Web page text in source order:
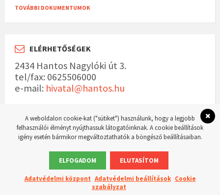
TOVÁBBI DOKUMENTUMOK
ELÉRHETŐSÉGEK
2434 Hantos Nagylóki út 3.
tel/fax: 0625506000
e-mail: hivatal@hantos.hu
© 2023 Hantos község hivatalos weboldala Készítette:WordPress Master weboldal
A weboldalon cookie-kat ("sütiket") használunk, hogy a legjobb
felhasználói élményt nyújthassuk látogatóinknak. A cookie beállítások
igény esetén bármikor megváltoztathatók a böngésző beállításaiban.
ELFOGADOM ELUTASÍTOM
Adatvédelmi központ Adatvédelmi beállítások Cookie
szabályzat